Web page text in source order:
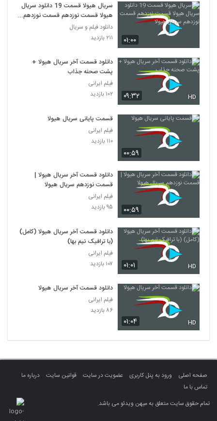
۰۱:۰۰
سریال هیولا قسمت 19 دانلود سریال
هیولا قسمت نوزدهم قسمت نوزدهم
سریال هیولا
دانلود فیلم و سریال
۲۱۱ بازدید
۰۹:۳۲ HD
دانلود قسمت آخر سریال هیولا +
پشت صحنه جذاب
فیلم ایرانی
۱۰۲ بازدید
۰۰:۵۹
قسمت پایانی سریال هیولا
فیلم ایرانی
۱۱۰ بازدید
۰۰:۵۹
دانلود قسمت آخر سریال هیولا |
قسمت نوزدهم سریال هیولا
فیلم ایرانی
۹۵ بازدید
۰۱:۰۱ HD
دانلود قسمت آخر سریال هیولا (کامل)
(با ترافیک نیم بها)
فیلم ایرانی
۱۰۷ بازدید
۰۱:۰۴ HD
دانلود قسمت آخر سریال هیولا
فیلم ایرانی
۸۶ بازدید
صفحه اصلی ورود به پنل کاربری عضویت در سایت قوانین سایت
درباره ما
تماس با ما
تمام حقوق سایت متعلق به میهن ویدئو می باشد.